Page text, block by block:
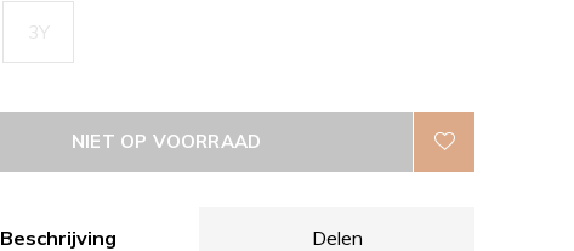
3Y
NIET OP VOORRAAD
Beschrijving Delen